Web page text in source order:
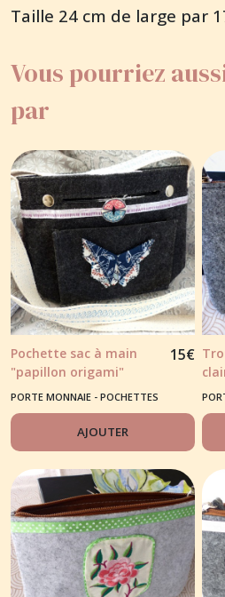
Taille 24 cm de large par
Vous pourriez
par
Pochette sac à main
"papillon origami"
15€
PORTE MONNAIE - POCHETTES
BRODÉES
AJOUTER